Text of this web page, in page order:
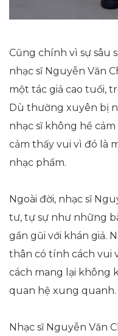
Cũng chính vì sự sâu
nhạc sĩ Nguyễn Văn
một tác giả cao tuổi,
Dù thường xuyên bị
nhạc sĩ không hề
cảm thấy vui vì đó là
nhạc phẩm.
Ngoài đời, nhạc sĩ
tư, tự sự như những
gần gũi với khán giả.
thân có tính cách vui
cách mang lại không
quan hệ xung quanh.
Nhạc sĩ Nguyễn Văn